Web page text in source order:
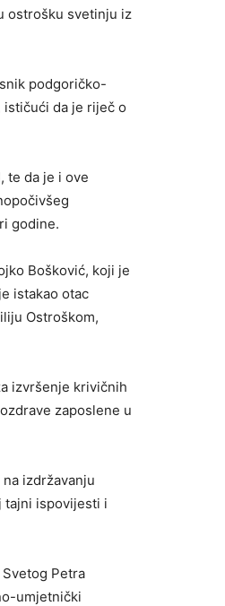
ostrošku svetinju iz
podgoričko-
da je riječ o
te da je i ove
godine.
Bošković, koji je
istakao otac
Ostroškom,
izvršenje krivičnih
zaposlene u
izdržavanju
tajni ispovijesti i
Petra
umjetnički